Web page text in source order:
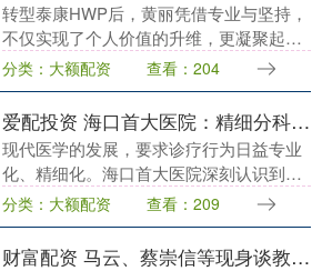
转型泰康HWP后，黄丽凭借专业与坚持，
不仅实现了个人价值的升维，更凝聚起一
支多元化的精英团队。在泰康这片沃土
上，她真正践行着与客户、伙伴的共赢之
道，开启了事业新....
分类：大额配资 查看：204
爱配投资 海口首大医院：精细分科彰显品牌，用心呵护每一位患者
现代医学的发展，要求诊疗行为日益专业
化、精细化。海口首大医院深刻认识到，
只有精细的分科，才能为患者提供最专
业、最对口的医疗服务，这是彰显品牌实
力、落实“以患者为....
分类：大额配资 查看：209
财富配资 马云、蔡崇信等现身谈教育：未来不是让孩子去和AI比计算